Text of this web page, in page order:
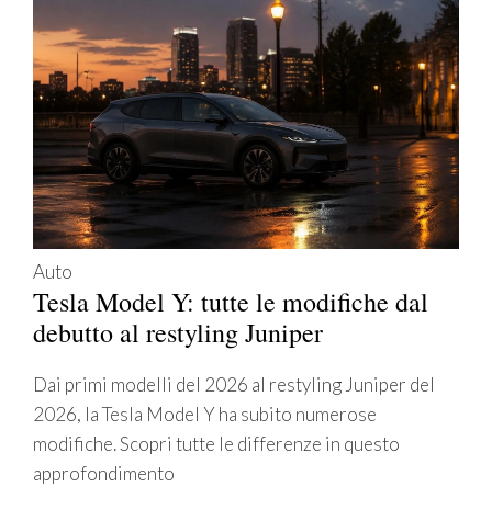
Auto
Tesla Model Y: tutte le modifiche dal
debutto al restyling Juniper
Dai primi modelli del 2026 al restyling Juniper del
2026, la Tesla Model Y ha subito numerose
modifiche. Scopri tutte le differenze in questo
approfondimento